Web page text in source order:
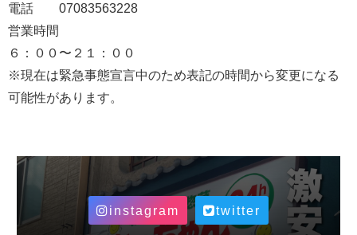
電話 07083563228
営業時間
６：００〜２１：００
※現在は緊急事態宣言中のため表記の時間から変更になる
可能性があります。
instagram twitter